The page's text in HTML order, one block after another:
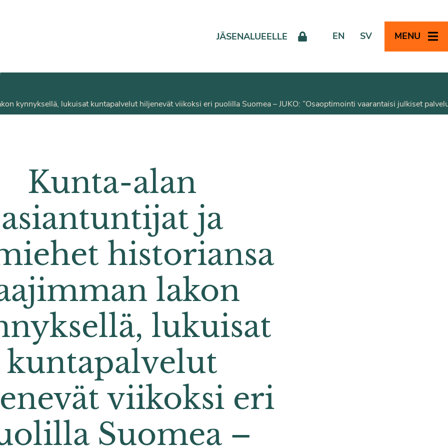
JÄSENALUEELLE EN SV MENU
kynnyksellä, lukuisat kuntapalvelut hiljenevät viikoksi eri puolilla Suomea – JUKO: ”Osaoptimointi vaarantaisi julkiset
Kunta-alan
asiantuntijat ja
historiansa
lakon
lukuisat
kuntapalvelut
viikoksi eri
Suomea –